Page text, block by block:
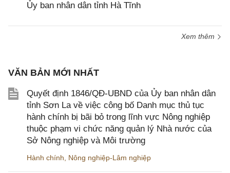
Ủy ban nhân dân tỉnh Hà Tĩnh
Xem thêm
VĂN BẢN MỚI NHẤT
Quyết định 1846/QĐ-UBND của Ủy ban nhân dân
tỉnh Sơn La về việc công bố Danh mục thủ tục
hành chính bị bãi bỏ trong lĩnh vực Nông nghiệp
thuộc phạm vi chức năng quản lý Nhà nước của
Sở Nông nghiệp và Môi trường
Hành chính Nông nghiệp-Lâm nghiệp